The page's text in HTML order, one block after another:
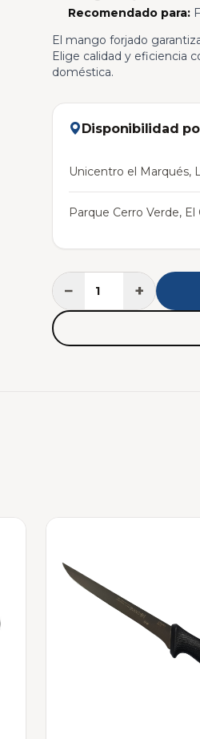
Recomendado para:
El mango forjado
Elige calidad y eficiencia
doméstica.
Disponibilidad
Unicentro el Marqués,
Parque Cerro Verde, El
− +